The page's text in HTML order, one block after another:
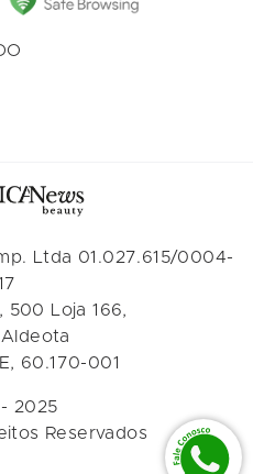
Ltda 01.027.615/0004-
500 Loja 166,
60.170-001
2025
Reservados